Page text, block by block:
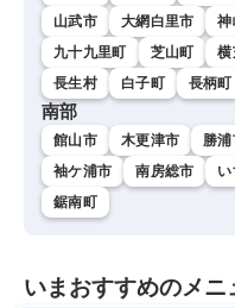
山武市
大網白里市 神
九十九里町
芝山町 横
長生村
白子町 長柄町
南部
館山市 木更津市 勝
袖ケ浦市
南房総市
鋸南町
いまおすすめのメニ